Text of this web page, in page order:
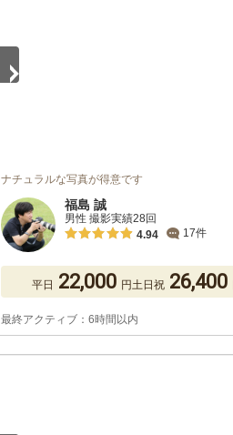
ナチュラルな写真が得意です
福島 誠
男性 撮影実績28回
4.94
17件
平日 22,000 円土日祝 26,400
最終アクティブ：6時間以内